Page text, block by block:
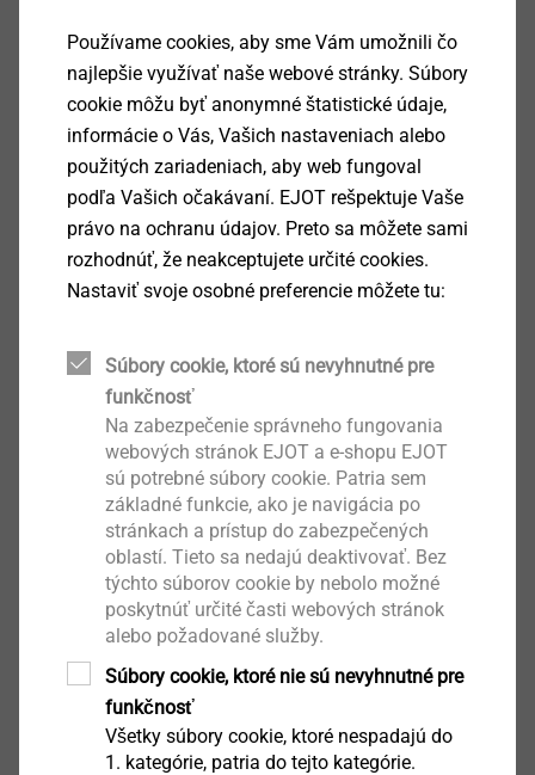
Podrobnosti k výrobku
Oblast použití
Upevnění ocelových vlnitých plechů na ocelové
nosné konstrukce 1,5 - 5 mm
Upevnění hliníkových vlnitých plechů na hliníkové
nebo ocelové nosné konstrukce 1,5 – 5 mm
Vlastnosti
Nerez A2 s kalenou vrtací špičkou
Těsnící podložka předmontovaná
S plochou půlkulatou hlavou
Technické údaje
Průměr: 5,5 mm
Vrtací kapacita tI+ tII: 1,0 + 5,0 mm
Utahovací drážka: vnitřní T25
Otáčky zašroubování: max. 1300 1/min
Ke stažení
Čeština
Angličtina
Používame cookies, aby sme Vám umožnili čo
najlepšie využívať naše webové stránky. Súbory
cookie môžu byť anonymné štatistické údaje,
informácie o Vás, Vašich nastaveniach alebo
použitých zariadeniach, aby web fungoval
podľa Vašich očakávaní. EJOT rešpektuje Vaše
právo na ochranu údajov. Preto sa môžete sami
rozhodnúť, že neakceptujete určité cookies.
Nastaviť svoje osobné preferencie môžete tu:
Súbory cookie, ktoré sú nevyhnutné pre
funkčnosť
Na zabezpečenie správneho fungovania
webových stránok EJOT a e-shopu EJOT
sú potrebné súbory cookie. Patria sem
základné funkcie, ako je navigácia po
stránkach a prístup do zabezpečených
oblastí. Tieto sa nedajú deaktivovať. Bez
týchto súborov cookie by nebolo možné
poskytnúť určité časti webových stránok
alebo požadované služby.
Súbory cookie, ktoré nie sú nevyhnutné pre
funkčnosť
Všetky súbory cookie, ktoré nespadajú do
1. kategórie, patria do tejto kategórie.